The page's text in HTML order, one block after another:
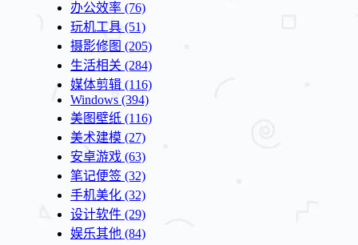
办公效率 (76)
玩机工具 (51)
摄影修图 (205)
生活相关 (284)
媒体剪辑 (116)
Windows (394)
美图壁纸 (116)
美术建模 (27)
安卓游戏 (63)
笔记便签 (32)
手机美化 (32)
设计软件 (29)
娱乐其他 (84)